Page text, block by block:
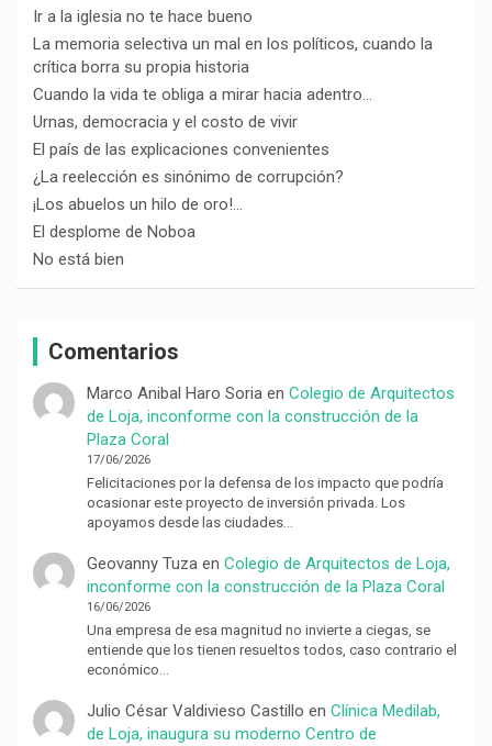
Ir a la iglesia no te hace bueno
La memoria selectiva un mal en los políticos, cuando la
crítica borra su propia historia
Cuando la vida te obliga a mirar hacia adentro…
Urnas, democracia y el costo de vivir
El país de las explicaciones convenientes
¿La reelección es sinónimo de corrupción?
¡Los abuelos un hilo de oro!…
El desplome de Noboa
No está bien
Comentarios
Marco Anibal Haro Soriaen Colegio de Arquitectos
de Loja, inconforme con la construcción de la
Plaza Coral
17/06/2026
Felicitaciones por la defensa de los impacto que podría
ocasionar este proyecto de inversión privada. Los
apoyamos desde las ciudades…
Geovanny Tuzaen Colegio de Arquitectos de Loja,
inconforme con la construcción de la Plaza Coral
16/06/2026
Una empresa de esa magnitud no invierte a ciegas, se
entiende que los tienen resueltos todos, caso contrario el
económico…
Julio César Valdivieso Castillo en Clínica Medilab,
de Loja, inaugura su moderno Centro de